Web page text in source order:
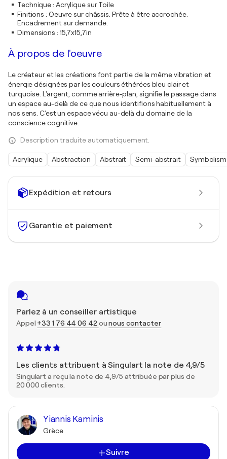
Expédition et retours
Garantie et paiement
Parlez à un conseiller artistique
Appel +33 1 76 44 06 42 ounous contacter
Les clients attribuent à Singulart la note de 4,9/5
Singulart a reçu la note de 4,9/5 attribuée par plus de
20 000 clients.
Yiannis Kaminis
Grèce
Suivre
Technique: Acrylique sur Toile
Finitions : Oeuvre sur châssis. Prête à être accrochée.
Encadrement sur demande.
Dimensions : 15,7x15,7in
À propos de l'oeuvre
Le créateur et les créations font partie de la même vibration et
énergie désignées par les couleurs éthérées bleu clair et
turquoise. L'argent, comme arrière-plan, signifie le passage dans
un espace au-delà de ce que nous identifions habituellement à
nos sens. C'est un espace vécu au-delà du domaine de la
conscience cognitive.
Description traduite automatiquement.
Acrylique Abstraction Abstrait Semi-abstrait